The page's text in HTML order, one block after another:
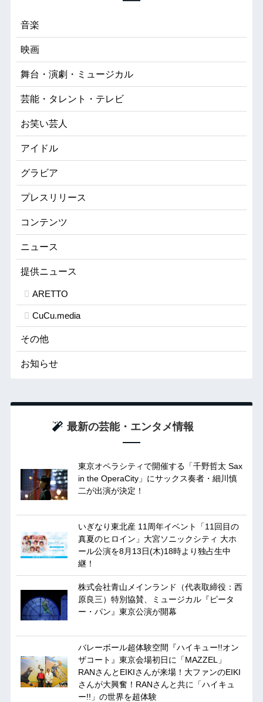
音楽
映画
舞台・演劇・ミュージカル
芸能・タレント・テレビ
お笑い芸人
アイドル
グラビア
プレスリリース
コンテンツ
ニュース
提供ニュース
ARETTO
CuCu.media
その他
お知らせ
最新の芸能・エンタメ情報
東京オペラシティで開催する「千野哲太 Sax
in the OperaCity」にサックス奏者・細川慎
二が出演が決定！
いぎなり東北産 11周年イベント「11回目の
真夏のヒロイン」大宮ソニックシティ 大ホ
ール公演を8月13日(木)18時より独占生中
継！
株式会社青山メインランド（代表取締役：西
原良三）特別協賛、ミュージカル『ピータ
ー・パン』東京公演が開幕
バレーボール超体験空間『ハイキュー!!オン
ザコート』東京会場初日に「MAZZEL」
RANさんとEIKIさんが来場！大ファンのEIKI
さんが大興奮！RANさんと共に「ハイキュ
ー!!」の世界を超体験